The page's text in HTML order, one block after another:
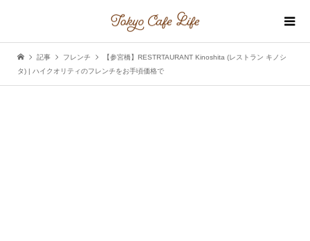
記事 フレンチ
【参宮橋】RESTRTAURANT Kinoshita (レストラン キノシ
タ) | ハイクオリティのフレンチをお手頃価格で